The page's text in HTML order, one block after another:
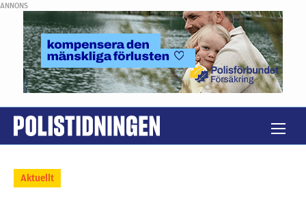
ANNONS
Aktuellt